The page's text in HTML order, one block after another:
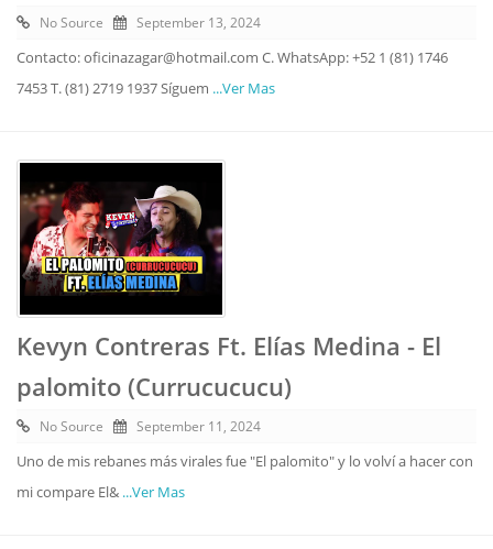
No Source September 13, 2024
Contacto: oficinazagar@hotmail.com C. WhatsApp: +52 1 (81) 1746
7453 T. (81) 2719 1937 Síguem ...Ver Mas
Kevyn Contreras Ft. Elías Medina - El
palomito (Currucucucu)
No Source September 11, 2024
Uno de mis rebanes más virales fue "El palomito" y lo volví a hacer con
mi compare El& ...Ver Mas